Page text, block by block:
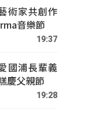
術家共創作
音樂節
19:37
國浦長輩義
慶父親節
19:28